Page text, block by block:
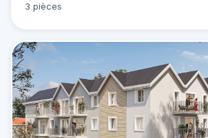
3 pièces